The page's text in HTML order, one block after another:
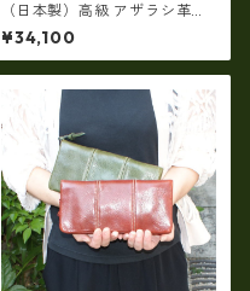
（日本製）高級 アザラシ革
（シールスキン）× 姫路レザー
ラウンドファスナー長財布 ロ
ングウォレット ir-1400
¥34,100